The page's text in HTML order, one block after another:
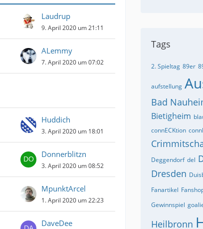
Laudrup
9. April 2020 um 21:11
ALemmy
7. April 2020 um 07:02
Huddich
3. April 2020 um 18:01
Donnerblitzn
3. April 2020 um 08:52
MpunktArcel
1. April 2020 um 22:23
DaveDee
Tags
2. Spieltag 89er
aufstellung
Bad
Bietigheim
connECKtion
Deggendorf del
Dresden
Fanartikel
Gewinnspiel
Heilbronn